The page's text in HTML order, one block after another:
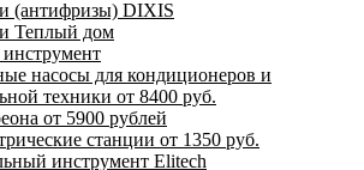
(антифризы) DIXIS
Теплый дом
насосы для кондиционеров и
техники от 8400 руб.
от 5900 рублей
станции от 1350 руб.
инструмент Elitech